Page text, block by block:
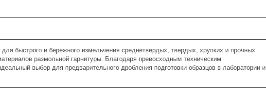
быстрого и бережного измельчения среднетвердых, твердых, хрупких и прочных
размольной гарнитуры. Благодаря превосходным техническим
выбор для предварительного дробления подготовки образцов в лаборатории и